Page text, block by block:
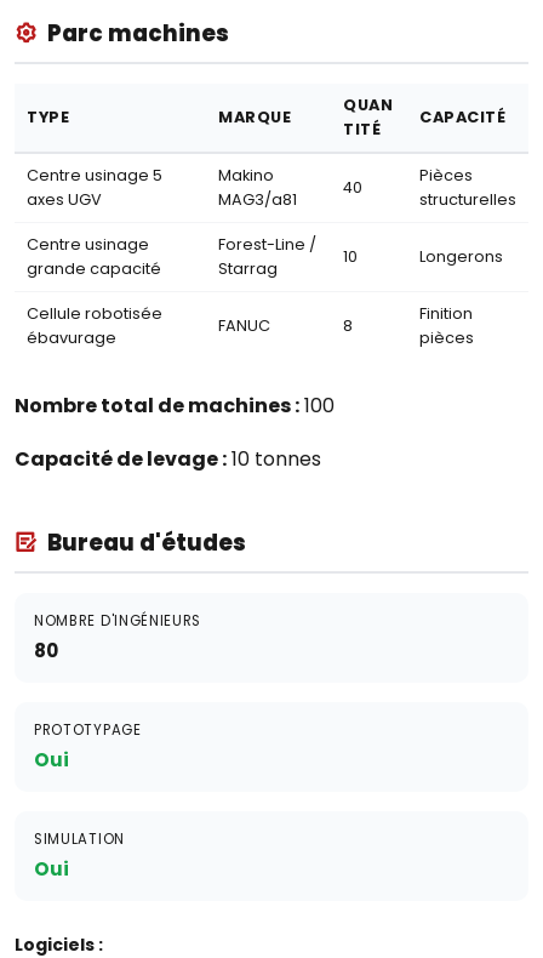
Parc machines
TYPE MARQUE
QUAN
TITÉ
CAPACITÉ
Centre usinage 5
axes UGV
Makino
MAG3/a81
40
Pièces
structurelles
Centre usinage
grande capacité
Forest-Line /
Starrag
10 Longerons
Cellule robotisée
ébavurage
FANUC 8
Finition
pièces
Nombre total de machines :100
Capacité de levage :10 tonnes
Bureau d'études
NOMBRE D'INGÉNIEURS
80
PROTOTYPAGE
Oui
SIMULATION
Oui
Logiciels :